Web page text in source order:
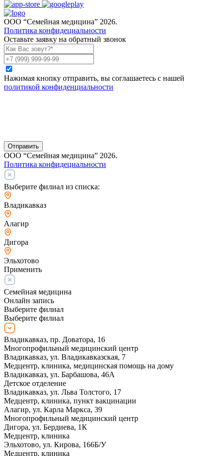
ООО “Семейная медицина” 2026.
Политика конфидециальности
Оставьте заявку на обратный звонок
Нажимая кнопку отправить, вы соглашаетесь с нашей
политикой конфиденциальности
Отправить
ООО “Семейная медицина” 2026.
Политика конфидециальности
Выберите филиал из списка:
Владикавказ
Алагир
Дигора
Эльхотово
Применить
Семейная медицина
Онлайн запись
Выберите филиал
Выберите филиал
Владикавказ, пр. Доватора, 16
Многопрофильный медицинский центр
Владикавказ, ул. Владикавказская, 7
Медцентр, клиника, медицинская помощь на дому
Владикавказ, ул. Барбашова, 46А
Детское отделение
Владикавказ, ул. Льва Толстого, 17
Медцентр, клиника, пункт вакцинации
Алагир, ул. Карла Маркса, 39
Многопрофильный медицинский центр
Дигора, ул. Бердиева, 1К
Медцентр, клиника
Эльхотово, ул. Кирова, 166Б/У
Медцентр, клиника